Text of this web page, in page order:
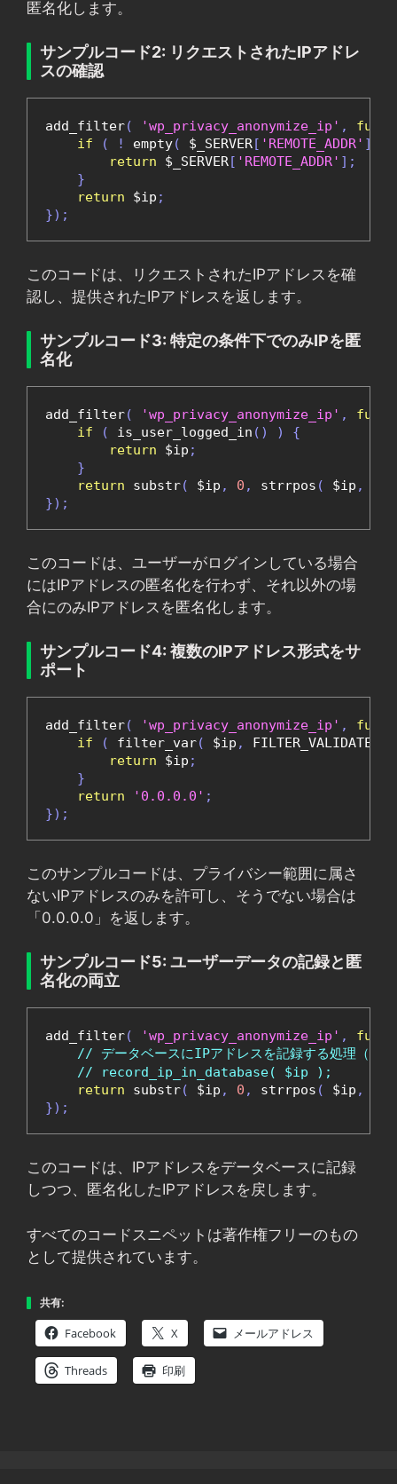
匿名化します。
サンプルコード2: リクエストされたIPアドレ
スの確認
add_filter( 'wp_privacy_anonymize_ip' ,
if
( ! empty( $_SERVER[ 'REMOTE_ADDR' ]
return $_SERVER[ 'REMOTE_ADDR' ];
}
return $ip ;
});
このコードは、リクエストされたIPアドレスを確
認し、提供されたIPアドレスを返します。
サンプルコード3: 特定の条件下でのみIPを匿
名化
add_filter( 'wp_privacy_anonymize_ip' ,
if
( is_user_logged_in () )
{
return $ip ;
}
return substr( $ip , 0 , strrpos ( $ip ,
});
このコードは、ユーザーがログインしている場合
にはIPアドレスの匿名化を行わず、それ以外の場
合にのみIPアドレスを匿名化します。
サンプルコード4: 複数のIPアドレス形式をサ
ポート
add_filter( 'wp_privacy_anonymize_ip' ,
if
( filter_var( $ip , FILTER_VALIDATE_IP
return $ip ;
}
return
'0.0.0.0' ;
});
このサンプルコードは、プライバシー範囲に属さ
ないIPアドレスのみを許可し、そうでない場合は
「0.0.0.0」を返します。
サンプルコード5: ユーザーデータの記録と匿
名化の両立
add_filter( 'wp_privacy_anonymize_ip' ,
// データベースにIPアドレスを記録する処理（擬
// record_ip_in_database( $ip );
return substr( $ip , 0 , strrpos ( $ip ,
});
このコードは、IPアドレスをデータベースに記録
しつつ、匿名化したIPアドレスを戻します。
すべてのコードスニペットは著作権フリーのもの
として提供されています。
共有:
Facebook X メールアドレス
Threads 印刷